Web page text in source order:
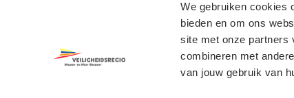
We gebruiken cookies
bieden en om ons
site met onze partners
combineren met
van jouw gebruik van
Cookies